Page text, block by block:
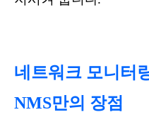
네트워크 모니터
NMS만의 장점